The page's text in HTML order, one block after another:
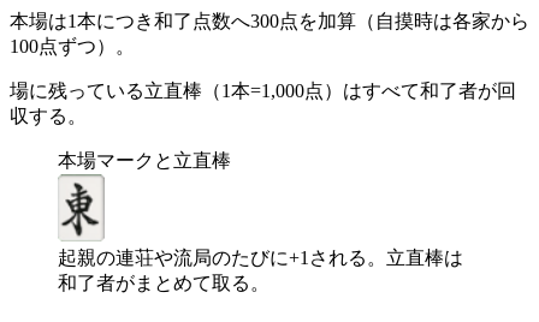
本場は1本につき和了点数へ300点を加算（自摸時は各家から
100点ずつ）。
場に残っている立直棒（1本=1,000点）はすべて和了者が回
収する。
本場マークと立直棒
起親の連荘や流局のたびに+1される。立直棒は
和了者がまとめて取る。